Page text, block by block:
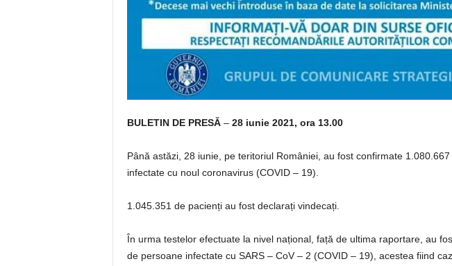
BULETIN DE PRESĂ – 28 iunie 2021, ora 13.00
Până astăzi, 28 iunie, pe teritoriul României, au fost confirmate
infectate cu noul coronavirus (COVID – 19).
1.045.351 de pacienți au fost declarați vindecați.
În urma testelor efectuate la nivel național, față de ultima raportare, au
de persoane infectate cu SARS – CoV – 2 (COVID – 19), acestea fiind